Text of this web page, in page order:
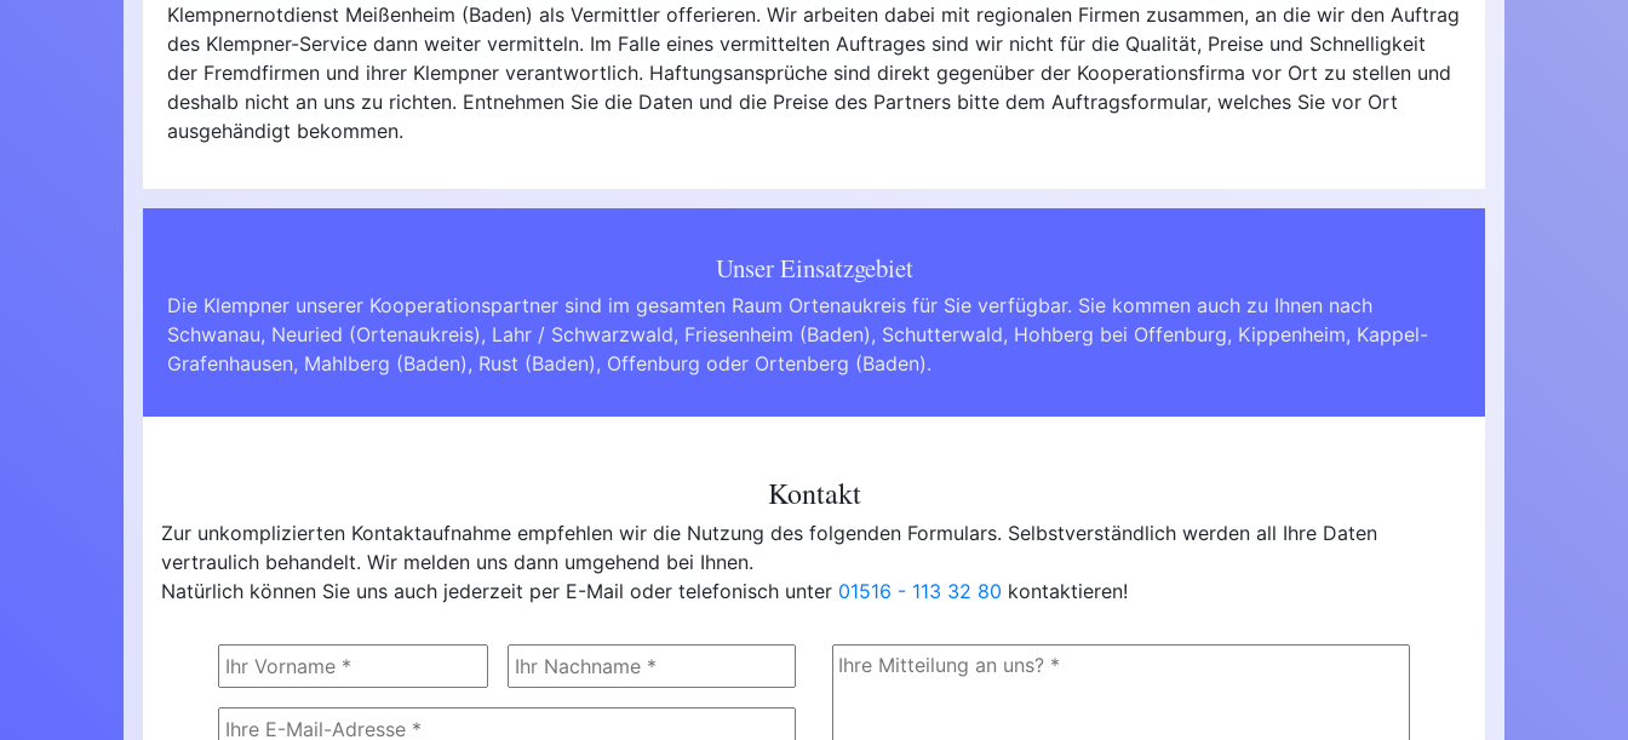
Klempnernotdienst Meißenheim (Baden) als Vermittler offerieren. Wir arbeiten dabei mit regionalen Firmen zusammen, an die wir den Auftrag
des Klempner-Service dann weiter vermitteln. Im Falle eines vermittelten Auftrages sind wir nicht für die Qualität, Preise und Schnelligkeit
der Fremdfirmen und ihrer Klempner verantwortlich. Haftungsansprüche sind direkt gegenüber der Kooperationsfirma vor Ort zu stellen und
deshalb nicht an uns zu richten. Entnehmen Sie die Daten und die Preise des Partners bitte dem Auftragsformular, welches Sie vor Ort
ausgehändigt bekommen.
Unser Einsatzgebiet
Die Klempner unserer Kooperationspartner sind im gesamten Raum Ortenaukreis für Sie verfügbar. Sie kommen auch zu Ihnen nach
Schwanau, Neuried (Ortenaukreis) , Lahr / Schwarzwald, Friesenheim (Baden) , Schutterwald, Hohberg bei Offenburg, Kippenheim, Kappel-
Grafenhausen, Mahlberg (Baden) , Rust (Baden) , Offenburg oder Ortenberg (Baden).
Kontakt
Zur unkomplizierten Kontaktaufnahme empfehlen wir die Nutzung des folgenden Formulars. Selbstverständlich werden all Ihre Daten
vertraulich behandelt. Wir melden uns dann umgehend bei Ihnen.
Natürlich können Sie uns auch jederzeit per E-Mail oder telefonisch unter 01516 - 113 32 80 kontaktieren!